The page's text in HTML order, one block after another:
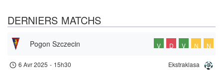
DERNIERS MATCHS
Pogon Szczecin V D V N N
Ekstraklasa
6 Avr 2025 - 15h30